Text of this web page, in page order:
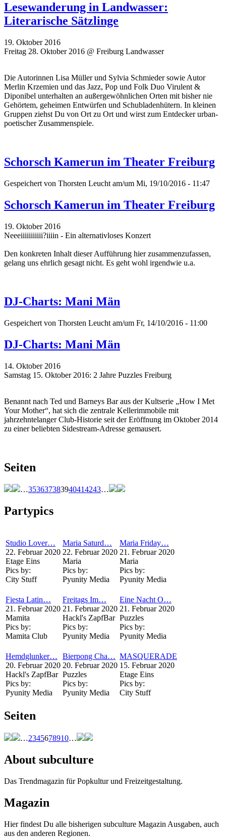
Lesewanderung in Landwasser:
Literarische Sätzlinge
19. Oktober 2016
Freitag 28. Oktober 2016 @ Freiburg Landwasser
Die Autorinnen Lisa Müller und Sylvia Schmieder sowie Autor
Merlin Krzemien und das Jazz, Pop und Folk Duo Virulent &
Diponibel unterhalten an außergewöhnlichen Orten mit bisher nie
Gehörtem, geheimen Entwürfen und Schubladenhütern. In kleinen
Gruppen ziehst Du von Ort zu Ort und wirst zum Entdecker urban-
poetischer Zusammenspiele.
Schorsch Kamerun im Theater Freiburg
Gespeichert von Thorsten Leucht am/um Mi, 19/10/2016 - 11:47
Schorsch Kamerun im Theater Freiburg
19. Oktober 2016
Neeeiiiiiiiiiii?iiiin - Ein alternativloses Konzert
Den konkreten Inhalt dieser Aufführung hier zusammenzufassen,
gelang uns ehrlich gesagt nicht. Es geht wohl irgendwie u.a.
DJ-Charts: Mani Män
Gespeichert von Thorsten Leucht am/um Fr, 14/10/2016 - 11:00
DJ-Charts: Mani Män
14. Oktober 2016
Samstag 15. Oktober 2016: 2 Jahre Puzzles Freiburg
Benannt nach Ted und Barneys Bar aus der Kultserie „How I Met
Your Mother“, hat sich die zentrale Kellerimmobile mit
jahrzehntelanger Club-Historie seit der Eröffnung im Oktober 2014
zu einer beliebten Sidestream-Adresse gemausert.
Seiten
…353637383940414243…
Partypics
Studio Lover…
22. Februar 2020
Etage Eins
Pics by:
City Stuff
Maria Saturd…
22. Februar 2020
Maria
Pics by:
Pyunity Media
Maria Friday…
21. Februar 2020
Maria
Pics by:
Pyunity Media
Fiesta Latin…
21. Februar 2020
Mamita
Pics by:
Mamita Club
Freitags Im…
21. Februar 2020
Hackl's ZapfBar
Pics by:
Pyunity Media
Eine Nacht O…
21. Februar 2020
Puzzles
Pics by:
Pyunity Media
Hemdglunker…
20. Februar 2020
Hackl's ZapfBar
Pics by:
Pyunity Media
Bierpong Cha…
20. Februar 2020
Puzzles
Pics by:
Pyunity Media
MASQUERADE
15. Februar 2020
Etage Eins
Pics by:
City Stuff
Seiten
…2345678910…
About subculture
Das Trendmagazin für Popkultur und Freizeitgestaltung.
Magazin
Hier findest Du alle bisherigen subculture Magazin Ausgaben, auch
aus den anderen Regionen.